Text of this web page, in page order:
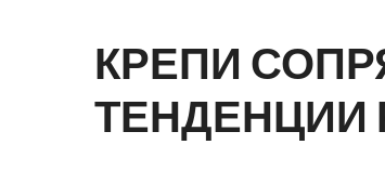
КРЕПИ
ТЕНДЕНЦИИ